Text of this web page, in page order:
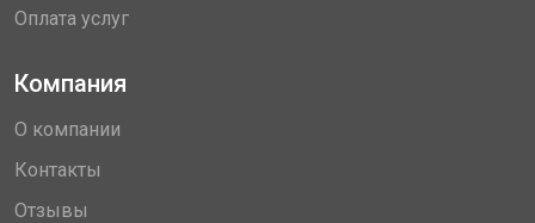
Оплата услуг
Компания
О компании
Контакты
Отзывы